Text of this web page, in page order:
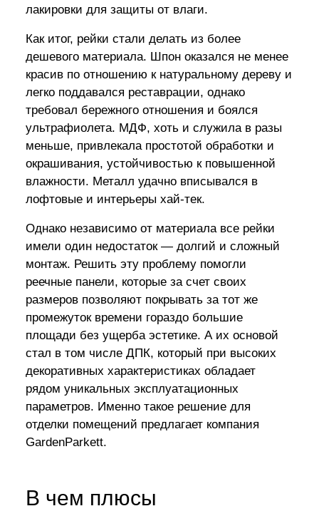
лакировки для защиты от влаги.
Как итог, рейки стали делать из более
дешевого материала. Шпон оказался не менее
красив по отношению к натуральному дереву и
легко поддавался реставрации, однако
требовал бережного отношения и боялся
ультрафиолета. МДФ, хоть и служила в разы
меньше, привлекала простотой обработки и
окрашивания, устойчивостью к повышенной
влажности. Металл удачно вписывался в
лофтовые и интерьеры хай-тек.
Однако независимо от материала все рейки
имели один недостаток — долгий и сложный
монтаж. Решить эту проблему помогли
реечные панели, которые за счет своих
размеров позволяют покрывать за тот же
промежуток времени гораздо большие
площади без ущерба эстетике. А их основой
стал в том числе ДПК, который при высоких
декоративных характеристиках обладает
рядом уникальных эксплуатационных
параметров. Именно такое решение для
отделки помещений предлагает компания
GardenParkett.
В чем плюсы